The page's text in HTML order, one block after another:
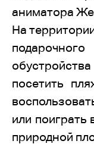
аниматора
На
посетить
или поиграть
природной